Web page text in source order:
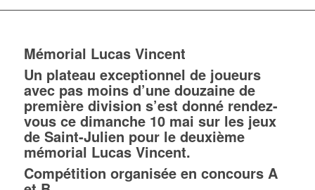
Mémorial Lucas Vincent
Un plateau exceptionnel de joueurs
avec pas moins d’une douzaine de
première division s’est donné rendez-
vous ce dimanche 10 mai sur les jeux
de Saint-Julien pour le deuxième
mémorial Lucas Vincent.
Compétition organisée en concours A